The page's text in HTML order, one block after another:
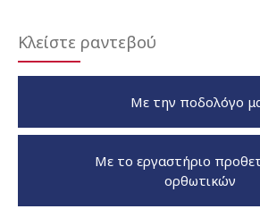
Κλείστε ραντεβού
Με την ποδολόγο
Με το εργαστήριο
ορθωτικών